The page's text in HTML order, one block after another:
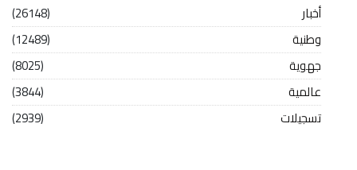
أخبار
(26148)
وطنية
(12489)
جهوية
(8025)
عالمية
(3844)
تسجيلات
(2939)